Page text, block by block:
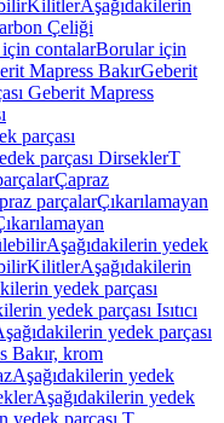
KilitlerAşağıdakilerin
Çeliği
için contalarBorular için
Mapress BakırGeberit
Geberit Mapress
parçası
parçası DirseklerT
Çapraz
parçalarÇıkarılamayan
Aşağıdakilerin yedek
KilitlerAşağıdakilerin
yedek parçası
yedek parçası Isıtıcı
yedek parçası
Bakır, krom
Aşağıdakilerin yedek
Aşağıdakilerin yedek
yedek parçası T